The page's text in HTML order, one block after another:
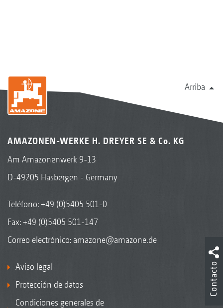
Arriba
AMAZONEN-WERKE H. DREYER SE & Co. KG
Am Amazonenwerk 9-13
D-49205 Hasbergen - Germany
Teléfono:+49 (0)5405 501-0
Fax: +49 (0)5405 501-147
Correo electrónico: amazone@amazone.de
Aviso legal
Protección de datos
Condiciones generales de
Contacto